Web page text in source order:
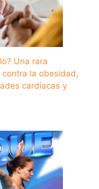
Una rara
la obesidad,
cardíacas y